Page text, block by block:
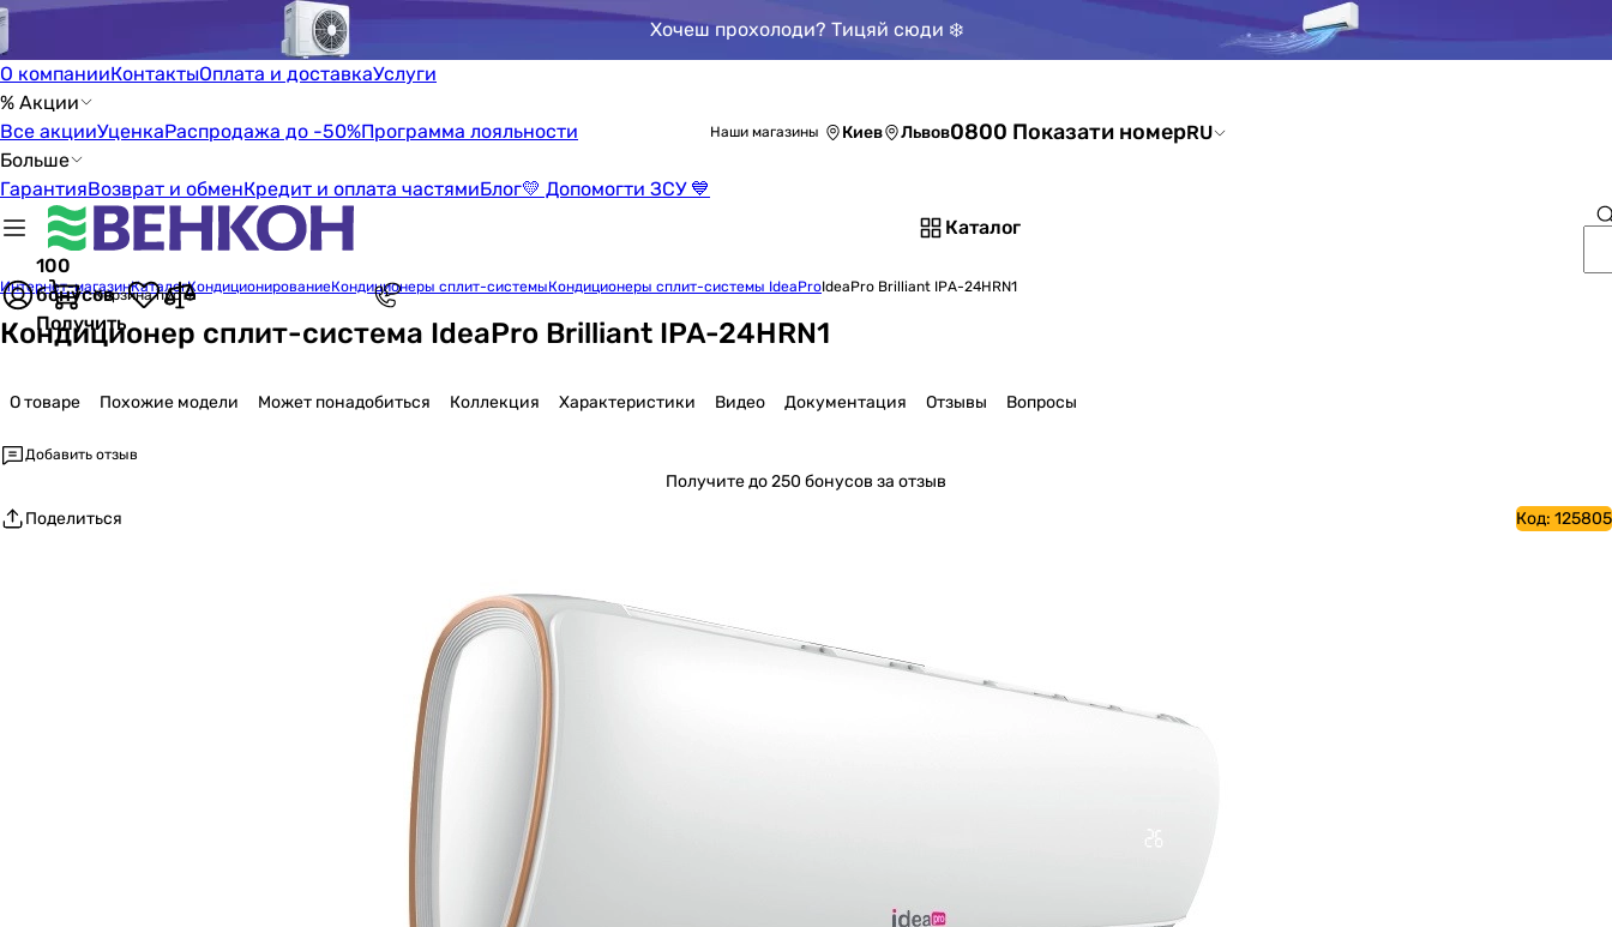
Хочеш прохолоди? Тицяй сюди ❄️
О компанииКонтактыОплата и доставкаУслуги
% Акции
Все акцииУценкаРаспродажа до -50%Программа лояльности
Больше
ГарантияВозврат и обменКредит и оплата частямиБлог💛 Допомогти ЗСУ 💙
Наши магазины Киев Львов0800 Показати номерRU
Каталог
100
бонусов
Получить
Корзина пуста
Интернет-магазинКаталогКондиционированиеКондиционеры сплит-системыКондиционеры сплит-системы IdeaProIdeaPro Brilliant IPA-24HRN1
Кондиционер сплит-система IdeaPro Brilliant IPA-24HRN1
О товаре Похожие модели Может понадобиться Коллекция Характеристики Видео Документация Отзывы Вопросы
Добавить отзыв
Получитедо 250 бонусов за отзыв
Поделиться
Код: 125805